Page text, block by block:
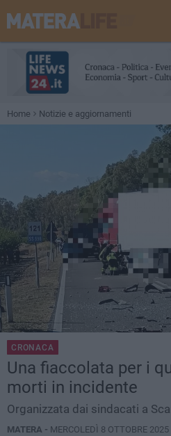
Home Notizie e aggiornamenti
CRONACA
Una fiaccolata per i
morti in incidente
Organizzata dai sindacati a
MATERA - MERCOLEDÌ 8 OTTOBRE 2025